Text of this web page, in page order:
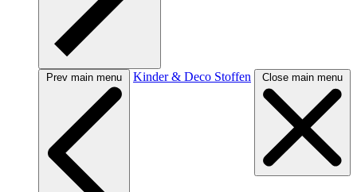
Prev main menu Kinder & Deco Stoffen Close main menu